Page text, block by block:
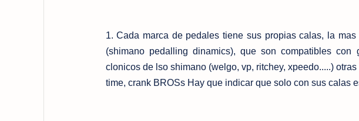
1. Cada marca de pedales tiene sus propias calas, la
(shimano pedalling dinamics), que son compatibles
clonicos de lso shimano (welgo, vp, ritchey, xpeedo.....)
time, crank BROSs Hay que indicar que solo con sus calas